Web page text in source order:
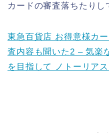
カードの審査落ちたりし
東急百貨店 お得意様カ
査内容も聞いた2 – 気楽
を目指して ノトーリア